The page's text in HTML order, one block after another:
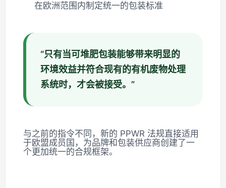
在欧洲范围内制定统一的包装标准
“只有当可堆肥包装能够带来明显的
环境效益并符合现有的有机废物处理
系统时，才会被接受。”
与之前的指令不同，新的 PPWR 法规直接适用
于欧盟成员国，为品牌和包装供应商创建了一
个更加统一的合规框架。